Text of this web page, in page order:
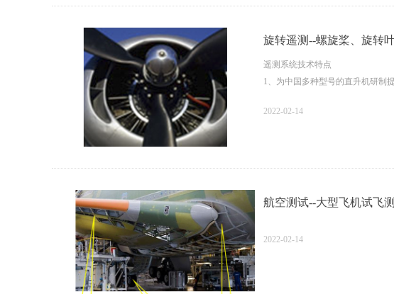
6、专门设计的微型测量模块，便
8、拥有自主核心技术，按IRIG-
旋转遥测--螺旋桨、旋转
遥测系统技术特点
1、为中国多种型号的直升机研制
3、低噪声、高动态频响，应变、
6、非接触式感应耦合供电，解决
8、拥有自主核心技术，按IRIG-
2022-02-14
航空测试--大型飞机试飞
2022-02-14